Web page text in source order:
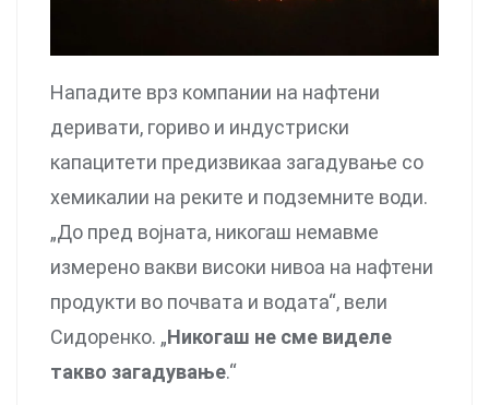
Нападите врз компании на нафтени
деривати, гориво и индустриски
капацитети предизвикаа загадување со
хемикалии на реките и подземните води.
„До пред војната, никогаш немавме
измерено вакви високи нивоа на нафтени
продукти во почвата и водата“, вели
Сидоренко. „Никогаш не сме виделе
такво загадување.“